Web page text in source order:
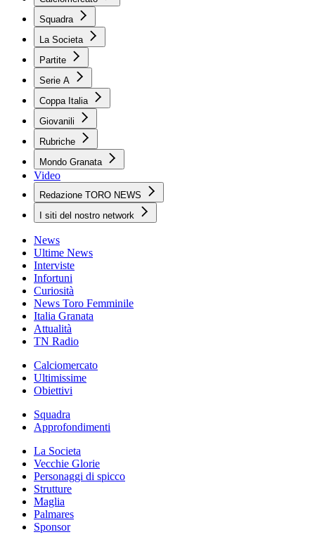
Squadra
La Societa
Partite
Serie A
Coppa Italia
Giovanili
Rubriche
Mondo Granata
Video
Redazione TORO NEWS
I siti del nostro network
News
Ultime News
Interviste
Infortuni
Curiosità
News Toro Femminile
Italia Granata
Attualità
TN Radio
Calciomercato
Ultimissime
Obiettivi
Squadra
Approfondimenti
La Societa
Vecchie Glorie
Personaggi di spicco
Strutture
Maglia
Palmares
Sponsor